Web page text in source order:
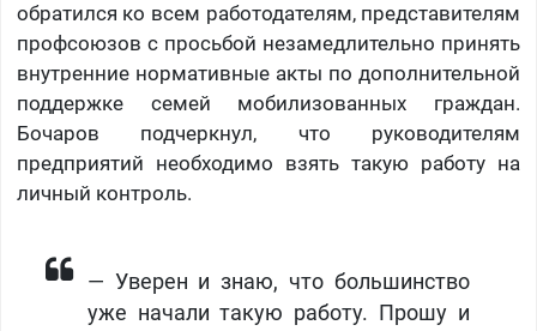
обратился ко всем работодателям, представителям
профсоюзов с просьбой незамедлительно принять
внутренние нормативные акты по дополнительной
поддержке семей мобилизованных граждан.
Бочаров подчеркнул, что руководителям
предприятий необходимо взять такую работу на
личный контроль.
— Уверен и знаю, что большинство
уже начали такую работу. Прошу и